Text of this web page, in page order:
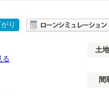
り
る
土
間